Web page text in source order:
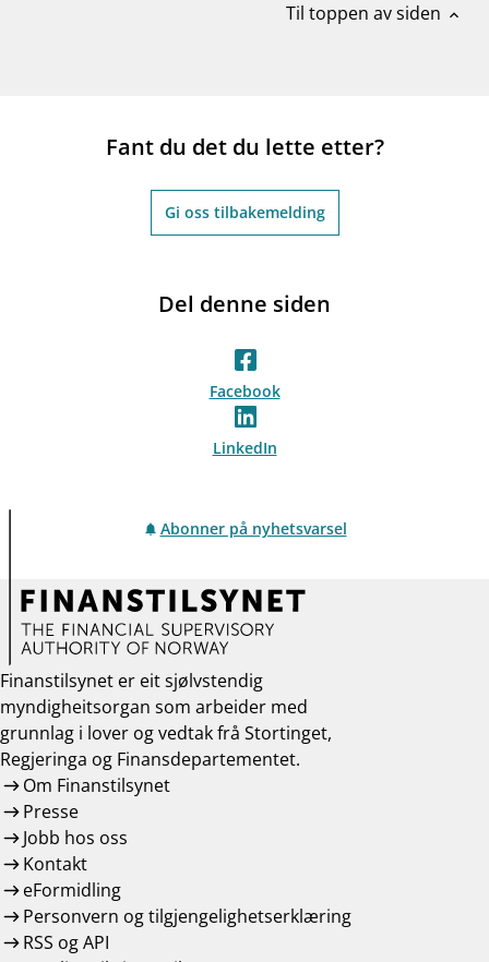
Til toppen av siden expand_less
Fant du det du lette etter?
Gi oss tilbakemelding
Del denne siden
Facebook
LinkedIn
Abonner på nyhetsvarsel
Finanstilsynet er eit sjølvstendig
myndigheitsorgan som arbeider med
grunnlag i lover og vedtak frå Stortinget,
Regjeringa og Finansdepartementet.
Om Finanstilsynet
Presse
Jobb hos oss
Kontakt
eFormidling
Personvern og tilgjengelighetserklæring
RSS og API